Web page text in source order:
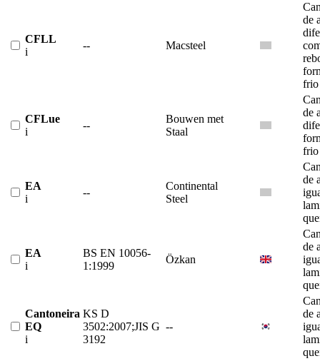
CFLL
i
-- Macsteel
de
frio
CFLue
i
--
Bouwen met
Staal
de
frio
EA
i
--
Continental
Steel
de
EA
i
BS EN 10056-
1:1999
Özkan
de
Cantoneira
EQ
i
KS D
3502:2007;JIS G
3192
--
de